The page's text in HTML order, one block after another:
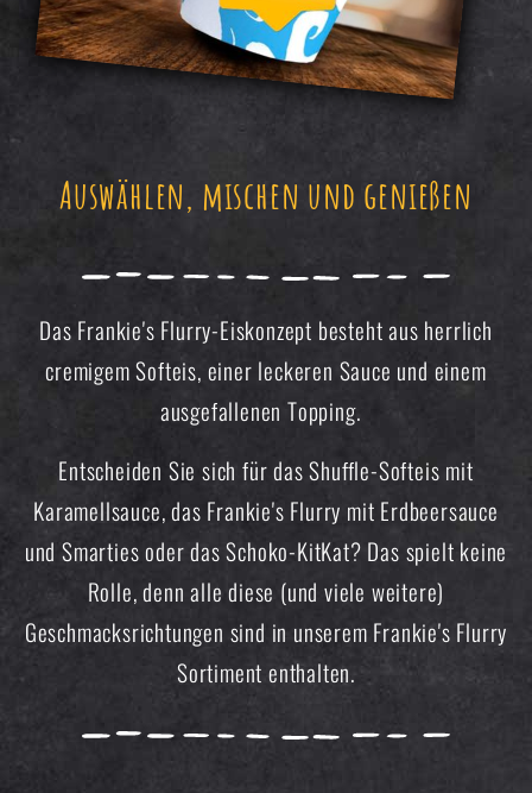
Auswählen, mischen und genießen
Das Frankie's Flurry-Eiskonzept besteht aus herrlich
cremigem Softeis, einer leckeren Sauce und einem
ausgefallenen Topping.
Entscheiden Sie sich für das Shuffle-Softeis mit
Karamellsauce, das Frankie's Flurry mit Erdbeersauce
und Smarties oder das Schoko-KitKat? Das spielt keine
Rolle, denn alle diese (und viele weitere)
Geschmacksrichtungen sind in unserem Frankie's Flurry
Sortiment enthalten.